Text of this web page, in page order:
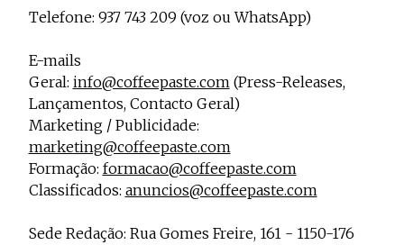
Contactar
Coffeelabs Cursos curtos
Telefone: 937 743 209 (voz ou WhatsApp)
E-mails
Geral: info@coffeepaste.com(Press-Releases,
Lançamentos, Contacto Geral)
Marketing / Publicidade:
marketing@coffeepaste.com
Formação: formacao@coffeepaste.com
Classificados: anuncios@coffeepaste.com
Sede Redação: Rua Gomes Freire, 161 - 1150-176